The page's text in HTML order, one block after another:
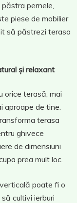
pernele,
piese de mobilier
să păstrezi terasa
și relaxant
orice terasă, mai
aproape de tine.
terasa
ghivece
de dimensiuni
prea mult loc.
poate fi o
cultivi ierburi